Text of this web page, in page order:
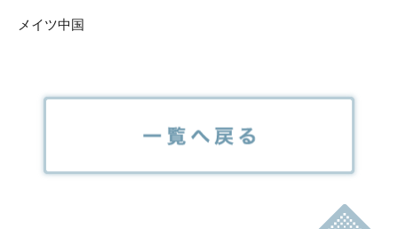
メイツ中国